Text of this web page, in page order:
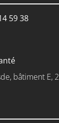
59 38
bâtiment E,